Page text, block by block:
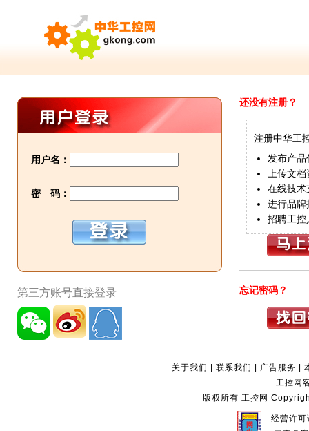
用户名：
密 码：
第三方账号直接登录
还没有注册？
注册中华工
发布产品
上传文档
在线技术
进行品牌
招聘工控
忘记密码？
关于我们 |联系我们 | 广告服务 |
工控网
版权所有 工控网
经营许